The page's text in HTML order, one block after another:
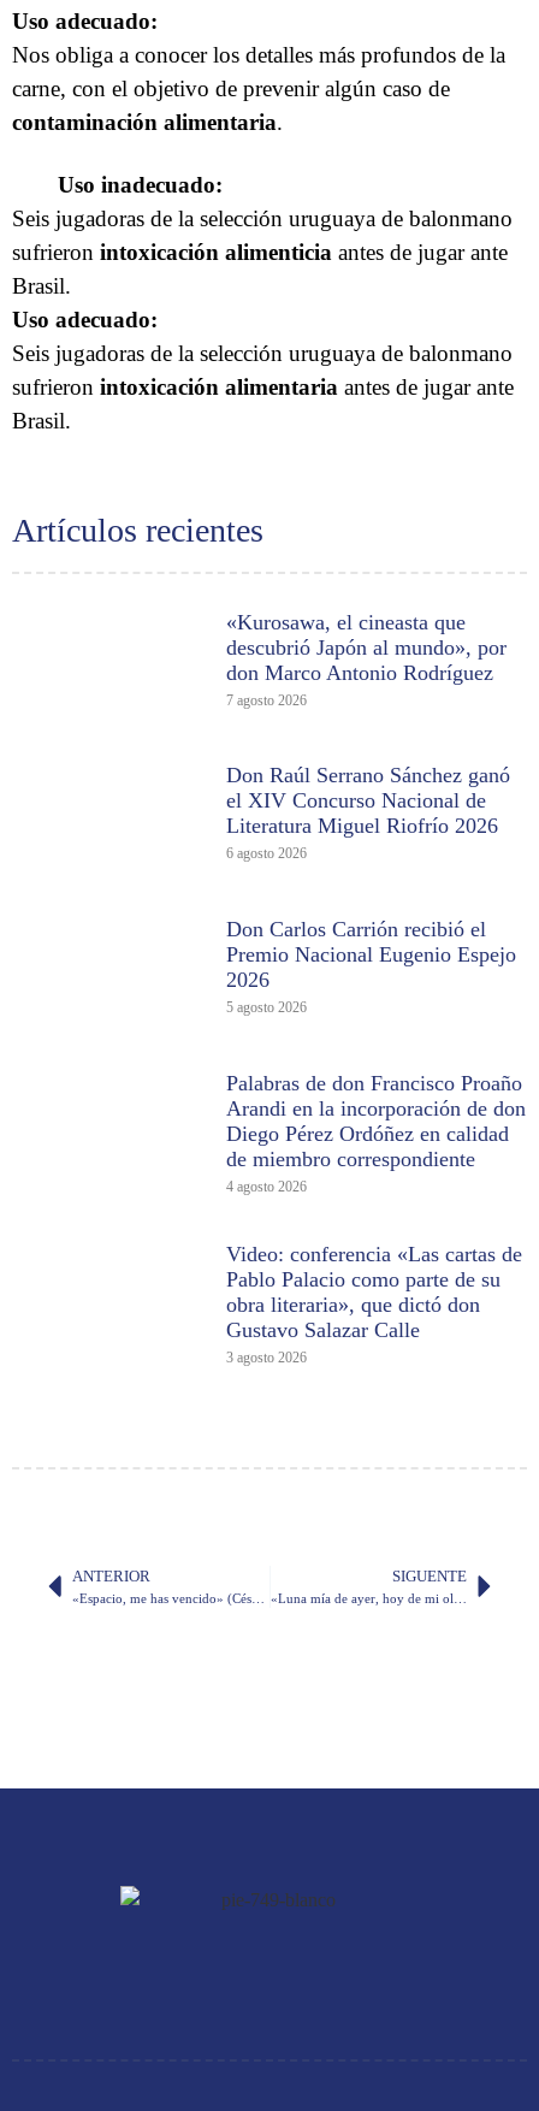
Artículos recientes
«Kurosawa, el cineasta que
descubrió Japón al mundo», por
don Marco Antonio Rodríguez
7 agosto 2026
Don Raúl Serrano Sánchez ganó
el XIV Concurso Nacional de
Literatura Miguel Riofrío 2026
6 agosto 2026
Don Carlos Carrión recibió el
Premio Nacional Eugenio Espejo
2026
5 agosto 2026
Palabras de don Francisco Proaño
Arandi en la incorporación de don
Diego Pérez Ordóñez en calidad
de miembro correspondiente
4 agosto 2026
Video: conferencia «Las cartas de
Pablo Palacio como parte de su
obra literaria», que dictó don
Gustavo Salazar Calle
3 agosto 2026
Uso adecuado:
Nos obliga a conocer los detalles más profundos de la
carne, con el objetivo de prevenir algún caso de
contaminación alimentaria.
Uso inadecuado:
Seis jugadoras de la selección uruguaya de balonmano
sufrieron intoxicación alimenticia antes de jugar ante
Brasil.
Uso adecuado:
Seis jugadoras de la selección uruguaya de balonmano
sufrieron intoxicación alimentaria antes de jugar ante
Brasil.
ANTERIOR SIGUENTE